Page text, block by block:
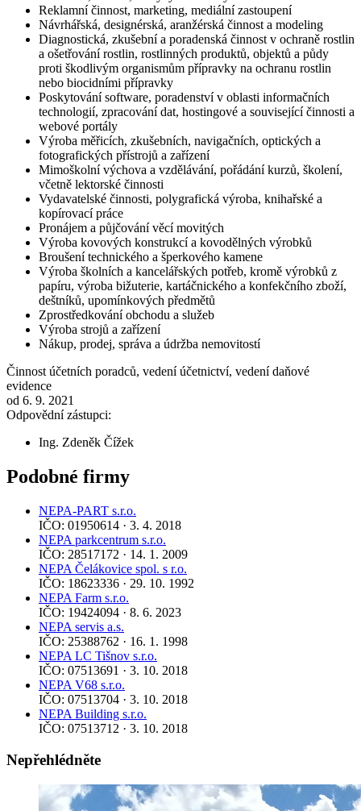
Reklamní činnost, marketing, mediální zastoupení
Návrhářská, designérská, aranžérská činnost a modeling
Diagnostická, zkušební a poradenská činnost v ochraně rostlin
a ošetřování rostlin, rostlinných produktů, objektů a půdy
proti škodlivým organismům přípravky na ochranu rostlin
nebo biocidními přípravky
Poskytování software, poradenství v oblasti informačních
technologií, zpracování dat, hostingové a související činnosti a
webové portály
Výroba měřicích, zkušebních, navigačních, optických a
fotografických přístrojů a zařízení
Mimoškolní výchova a vzdělávání, pořádání kurzů, školení,
včetně lektorské činnosti
Vydavatelské činnosti, polygrafická výroba, knihařské a
kopírovací práce
Pronájem a půjčování věcí movitých
Výroba kovových konstrukcí a kovodělných výrobků
Broušení technického a šperkového kamene
Výroba školních a kancelářských potřeb, kromě výrobků z
papíru, výroba bižuterie, kartáčnického a konfekčního zboží,
deštníků, upomínkových předmětů
Zprostředkování obchodu a služeb
Výroba strojů a zařízení
Nákup, prodej, správa a údržba nemovitostí
Činnost účetních poradců, vedení účetnictví, vedení daňové
evidence
od 6. 9. 2021
Odpovědní zástupci:
Ing. Zdeněk Čížek
Podobné firmy
NEPA-PART s.r.o.
IČO: 01950614 · 3. 4. 2018
NEPA parkcentrum s.r.o.
IČO: 28517172 · 14. 1. 2009
NEPA Čelákovice spol. s r.o.
IČO: 18623336 · 29. 10. 1992
NEPA Farm s.r.o.
IČO: 19424094 · 8. 6. 2023
NEPA servis a.s.
IČO: 25388762 · 16. 1. 1998
NEPA LC Tišnov s.r.o.
IČO: 07513691 · 3. 10. 2018
NEPA V68 s.r.o.
IČO: 07513704 · 3. 10. 2018
NEPA Building s.r.o.
IČO: 07513712 · 3. 10. 2018
Nepřehlédněte